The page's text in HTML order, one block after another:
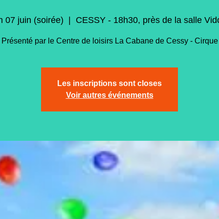
07 juin (soirée) CESSY - 18h30, près de la salle
Présenté par le Centre de loisirs La Cabane de Cessy - Cirque
Les inscriptions sont closes
Voir autres événements